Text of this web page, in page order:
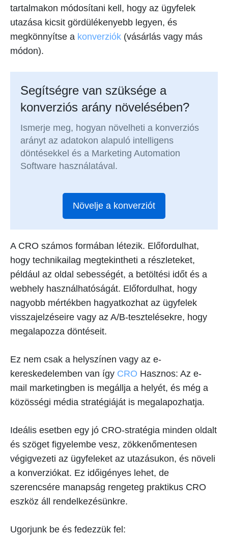
tartalmakon módosítani kell, hogy az ügyfelek
utazása kicsit gördülékenyebb legyen, és
megkönnyítse a konverziók (vásárlás vagy más
módon).
Segítségre van szüksége a
konverziós arány növelésében?
Ismerje meg, hogyan növelheti a konverziós
arányt az adatokon alapuló intelligens
döntésekkel és a Marketing Automation
Software használatával.
Növelje a konverziót
A CRO számos formában létezik. Előfordulhat,
hogy technikailag megtekintheti a részleteket,
például az oldal sebességét, a betöltési időt és a
webhely használhatóságát. Előfordulhat, hogy
nagyobb mértékben hagyatkozhat az ügyfelek
visszajelzéseire vagy az A/B-tesztelésekre, hogy
megalapozza döntéseit.
Ez nem csak a helyszínen vagy az e-
kereskedelemben van így CRO Hasznos: Az e-
mail marketingben is megállja a helyét, és még a
közösségi média stratégiáját is megalapozhatja.
Ideális esetben egy jó CRO-stratégia minden oldalt
és szöget figyelembe vesz, zökkenőmentesen
végigvezeti az ügyfeleket az utazásukon, és növeli
a konverziókat. Ez időigényes lehet, de
szerencsére manapság rengeteg praktikus CRO
eszköz áll rendelkezésünkre.
Ugorjunk be és fedezzük fel: